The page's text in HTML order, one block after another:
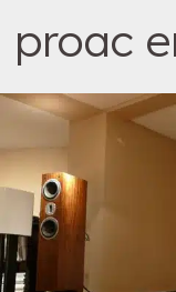
proac